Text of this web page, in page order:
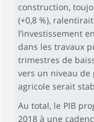
construction,
(+0,8 %),
l’investissement
dans les travaux
trimestres de
vers un niveau
agricole serait
Au total, le PIB
2018 à une